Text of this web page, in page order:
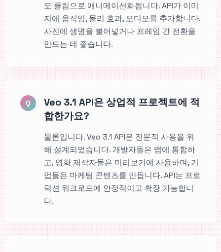
오 클립으로 애니메이션화됩니다. API가 이미
지에 움직임, 물리 효과, 오디오를 추가합니다.
사진에 생명을 불어넣거나 프레임 간 전환을
만드는 데 좋습니다.
Q
Veo 3.1 API은 상업적 프로젝트에 적
합한가요?
물론입니다. Veo 3.1 API은 전문적 사용을 위
해 설계되었습니다. 개발자들은 앱에 통합하
고, 영화 제작자들은 미리보기에 사용하며, 기
업들은 마케팅 콘텐츠를 만듭니다. API는 프로
덕션 워크로드에 안정적이고 확장 가능합니
다.